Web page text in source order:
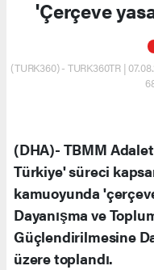
'Çerçeve
(TURK360) - TURK360TR |
(DHA)- TBMM
Türkiye' süreci
kamuoyunda
Dayanışma ve
Güçlendirilmesine
üzere toplandı.